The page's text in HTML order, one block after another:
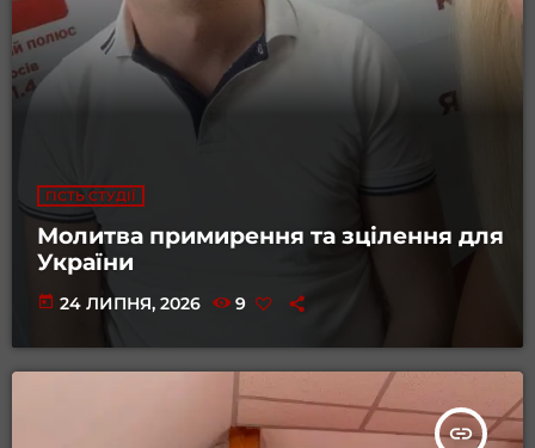
ГІСТЬ СТУДІЇ
Молитва примирення та зцілення для
України
today 24 ЛИПНЯ, 2026 9
insert_link